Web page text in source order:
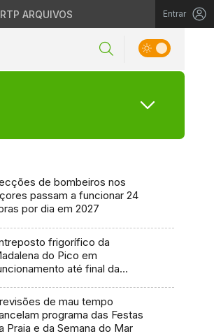
RTP ARQUIVOS Entrar
de bombeiros nos
passam a funcionar 24
por dia em 2027
frigorífico da
do Pico em
até final da
de mau tempo
programa das Festas
Praia e da Semana do Mar